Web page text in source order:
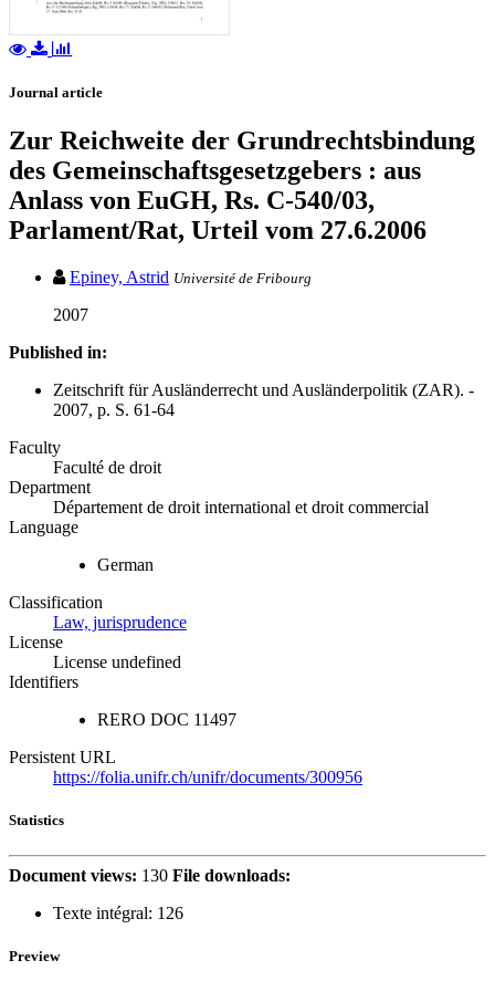
Journal article
Zur Reichweite der Grundrechtsbindung
des Gemeinschaftsgesetzgebers : aus
Anlass von EuGH, Rs. C-540/03,
Parlament/Rat, Urteil vom 27.6.2006
Epiney, Astrid Université de Fribourg
2007
Published in:
Zeitschrift für Ausländerrecht und Ausländerpolitik (ZAR). -
2007, p. S. 61-64
Faculty
Faculté de droit
Department
Département de droit international et droit commercial
Language
German
Classification
Law, jurisprudence
License
License undefined
Identifiers
RERO DOC 11497
Persistent URL
https://folia.unifr.ch/unifr/documents/300956
Statistics
Document views: 130 File downloads:
Texte intégral: 126
Preview